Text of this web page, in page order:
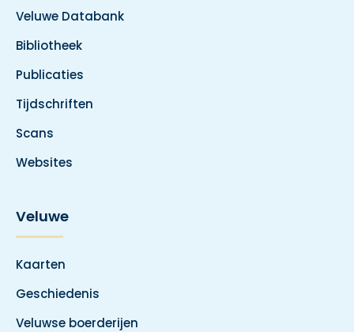
Veluwe Databank
Bibliotheek
Publicaties
Tijdschriften
Scans
Websites
Veluwe
Kaarten
Geschiedenis
Veluwse boerderijen